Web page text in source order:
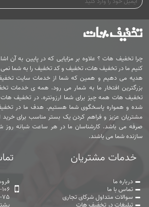
چرا تخفیف هات ؟ علاوه بر مزایایی که در پایین به آن
کنیم ما در تخفیف هات، تخفیف و کد تخفیف را به شما نمی
هدیه می دهیم و همین که شما از خدمات سایت
بزرگترین افتخار ما به شمار می رود. همه ی خدمات
تخفیف هات همه چیز برای شما ارزونتره. در تخفیف
شده و همواره پاسخگوی شما هستیم. هدف ما در
مشتریان عزیز و فراهم کردن یک بستر مناسب برای خرید
صرفه می باشد. کارشناسان ما در هر ساعت شبانه روز
سازنده شما می باشند.
خدمات مشتریان
درباره ما
تماس با ما
سوالات متداول شرکای تجاری
تبلیغات در تخفیف هات
75